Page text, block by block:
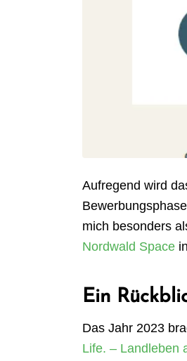
Aufregend wird
mich besonders
Nordwald Space
Ein
Das Jahr 2023
Life. – Landleben